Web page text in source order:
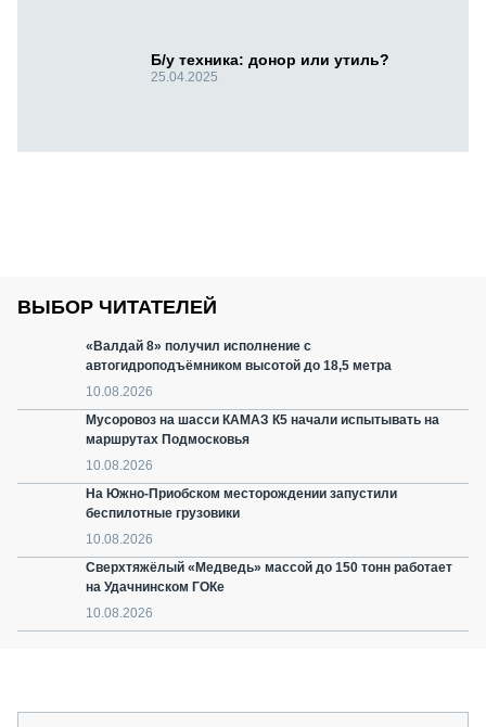
Б/у техника: донор или утиль?
25.04.2025
ВЫБОР ЧИТАТЕЛЕЙ
«Валдай 8» получил исполнение с
автогидроподъёмником высотой до 18,5 метра
10.08.2026
Мусоровоз на шасси КАМАЗ К5 начали испытывать на
маршрутах Подмосковья
10.08.2026
На Южно-Приобском месторождении запустили
беспилотные грузовики
10.08.2026
Сверхтяжёлый «Медведь» массой до 150 тонн работает
на Удачнинском ГОКе
10.08.2026